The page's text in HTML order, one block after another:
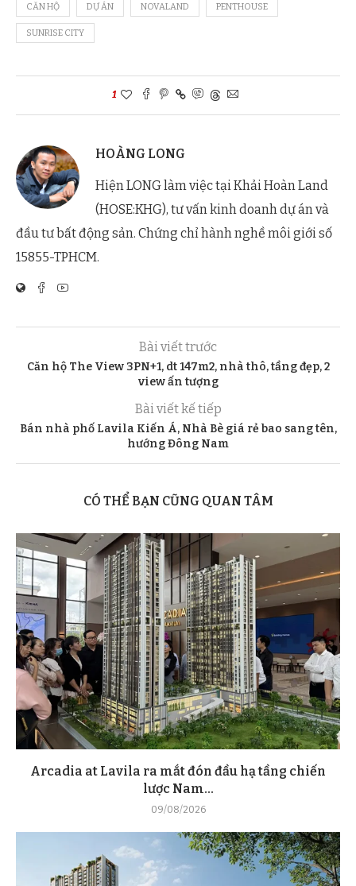
CĂN HỘ DỰ ÁN NOVALAND PENTHOUSE
SUNRISE CITY
1
HOÀNG LONG
Hiện LONG làm việc tại Khải Hoàn Land
(HOSE:KHG), tư vấn kinh doanh dự án và
đầu tư bất động sản. Chứng chỉ hành nghề môi giới số
15855-TPHCM.
Bài viết trước
Căn hộ The View 3PN+1, dt 147m2, nhà thô, tầng đẹp, 2
view ấn tượng
Bài viết kế tiếp
Bán nhà phố Lavila Kiến Á, Nhà Bè giá rẻ bao sang tên,
hướng Đông Nam
CÓ THỂ BẠN CŨNG QUAN TÂM
Arcadia at Lavila ra mắt đón đầu hạ tầng chiến
lược Nam...
09/08/2026